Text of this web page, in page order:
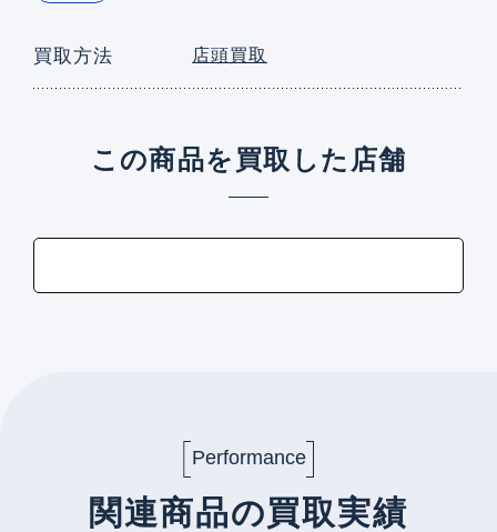
買取方法 店頭買取
この商品を買取した店舗
Performance
関連商品の買取実績